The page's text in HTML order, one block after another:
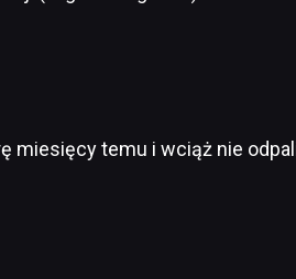
miesięcy temu i wciąż nie